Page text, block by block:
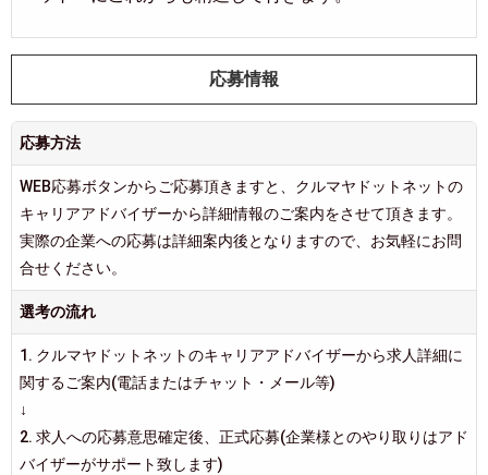
応募情報
応募方法
WEB応募ボタンからご応募頂きますと、クルマヤドットネットの
キャリアアドバイザーから詳細情報のご案内をさせて頂きます。
実際の企業への応募は詳細案内後となりますので、お気軽にお問
合せください。
選考の流れ
1. クルマヤドットネットのキャリアアドバイザーから求人詳細に
関するご案内(電話またはチャット・メール等)
↓
2. 求人への応募意思確定後、正式応募(企業様とのやり取りはアド
バイザーがサポート致します)